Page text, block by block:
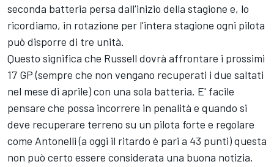
seconda batteria persa dall'inizio della stagione e, lo
ricordiamo, in rotazione per l'intera stagione ogni pilota
può disporre di tre unità.
Questo significa che Russell dovrà affrontare i prossimi
17 GP (sempre che non vengano recuperati i due saltati
nel mese di aprile) con una sola batteria. E' facile
pensare che possa incorrere in penalità e quando si
deve recuperare terreno su un pilota forte e regolare
come Antonelli (a oggi il ritardo è pari a 43 punti) questa
non può certo essere considerata una buona notizia.